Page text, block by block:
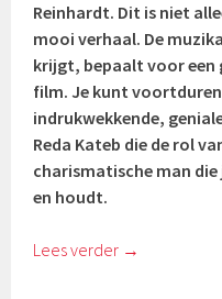
Reinhardt. Dit is niet
mooi verhaal. De
krijgt, bepaalt voor een
film. Je kunt
indrukwekkende,
Reda Kateb die de rol
charismatische man
en houdt.
Lees verder →